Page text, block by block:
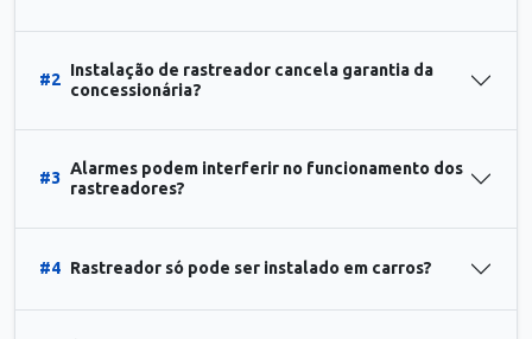
#2
Instalação de rastreador cancela garantia da
concessionária?
#3
Alarmes podem interferir no funcionamento dos
rastreadores?
#4 Rastreador só pode ser instalado em carros?